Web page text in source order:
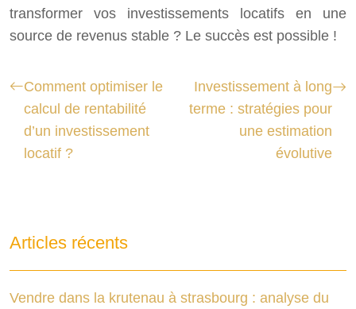
transformer vos investissements locatifs en une
source de revenus stable ? Le succès est possible !
Comment optimiser le
calcul de rentabilité
d’un investissement
locatif ?
Investissement à long
terme : stratégies pour
une estimation
évolutive
Articles récents
Vendre dans la krutenau à strasbourg : analyse du